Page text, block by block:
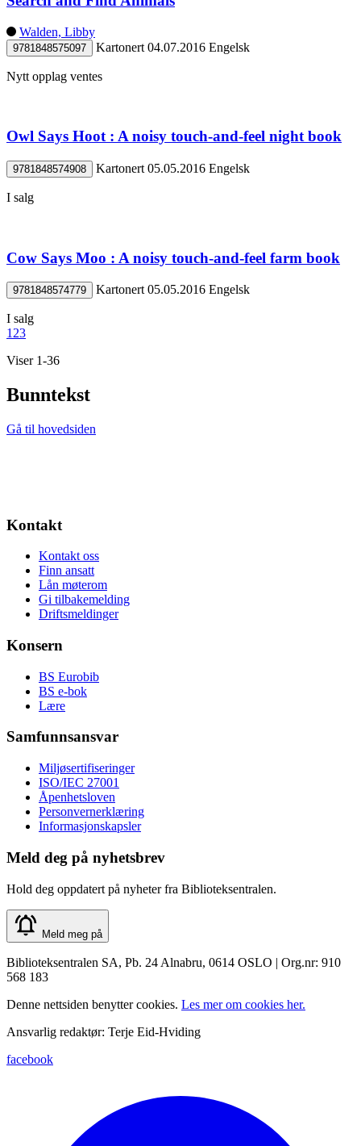
Walden, Libby
9781848575097 Kartonert 04.07.2016 Engelsk
Nytt opplag ventes
Owl Says Hoot : A noisy touch-and-feel night book
9781848574908 Kartonert 05.05.2016 Engelsk
I salg
Cow Says Moo : A noisy touch-and-feel farm book
9781848574779 Kartonert 05.05.2016 Engelsk
I salg
123
Viser 1-36
Bunntekst
Gå til hovedsiden
Kontakt
Kontakt oss
Finn ansatt
Lån møterom
Gi tilbakemelding
Driftsmeldinger
Konsern
BS Eurobib
BS e-bok
Lære
Samfunnsansvar
Miljøsertifiseringer
ISO/IEC 27001
Åpenhetsloven
Personvernerklæring
Informasjonskapsler
Meld deg på nyhetsbrev
Hold deg oppdatert på nyheter fra Biblioteksentralen.
Meld meg på
Biblioteksentralen SA, Pb. 24 Alnabru, 0614 OSLO | Org.nr: 910
568 183
Denne nettsiden benytter cookies. Les mer om cookies her.
Ansvarlig redaktør: Terje Eid-Hviding
facebook